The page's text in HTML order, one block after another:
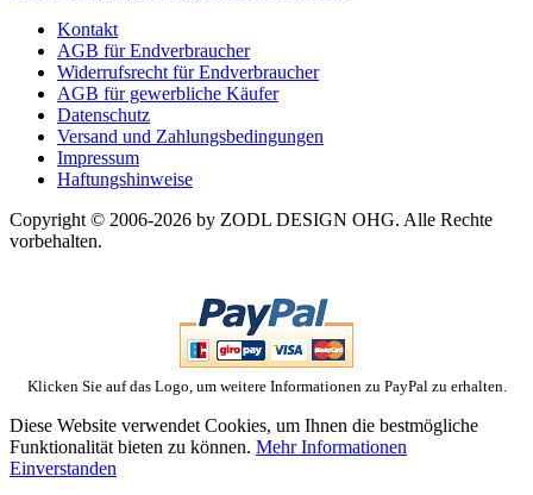
Kontakt
AGB für Endverbraucher
Widerrufsrecht für Endverbraucher
AGB für gewerbliche Käufer
Datenschutz
Versand und Zahlungsbedingungen
Impressum
Haftungshinweise
Copyright © 2006-2026 by ZODL DESIGN OHG. Alle Rechte
vorbehalten.
Klicken Sie auf das Logo, um weitere Informationen zu PayPal zu erhalten.
Diese Website verwendet Cookies, um Ihnen die bestmögliche
Funktionalität bieten zu können. Mehr Informationen
Einverstanden